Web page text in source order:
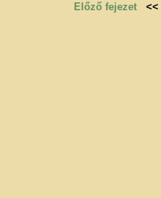
Előző fejezet <<